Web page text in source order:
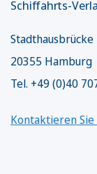
Schiffahrts-
Stadthausbrücke
20355 Hamburg
Tel. +49 (0)40
Kontaktieren Sie